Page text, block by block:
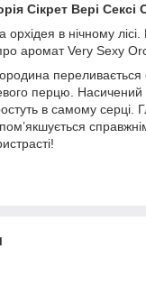
Сікрет Вері
орхідея в нічному
аромат Very Sexy
переливається
перцю. Насичений
в самому серці.